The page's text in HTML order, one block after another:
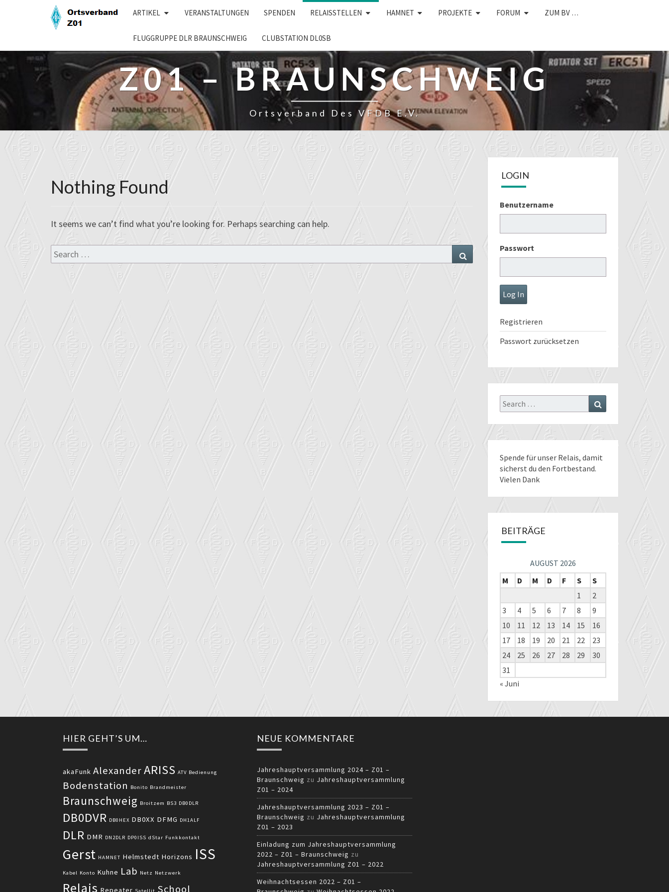
ARTIKEL VERANSTALTUNGEN SPENDEN RELAISSTELLEN HAMNET PROJEKTE FORUM ZUM BV …
FLUGGRUPPE DLR BRAUNSCHWEIG CLUBSTATION DL0SB
Z01 – BRAUNSCHWEIG
Ortsverband Des VFDB E.V.
Nothing
Found
Nothing Found
It seems we can’t find what you’re looking for. Perhaps searching can help.
Search
for:
Search
LOGIN
Benutzername
Passwort
Registrieren
Passwort zurücksetzen
Search
for:
Spende für unser Relais, damit
sicherst du den Fortbestand.
Vielen Dank
BEITRÄGE
AUGUST 2026
M
D M D F S
S
1
2
3
4 5 6 7 8
9
10
11 12 13 14 15
16
17
18 19 20 21 22
23
24
25 26 27 28 29
30
31
« Juni
HIER GEHT’S UM…
akaFunk AlexanderARISS ATV Bedienung
Bodenstation Bonito Brandmeister
Braunschweig Broitzem BS3 DB0DLR
DB0DVR DB0HEX DB0XX DFMG DH1ALF
DLR DMR DN2DLR DP0ISS dStar Funkkontakt
Gerst HAMNET Helmstedt Horizons ISS
Kabel Konto Kuhne Lab Netz Netzwerk
Relais Repeater School
NEUE KOMMENTARE
Jahreshauptversammlung 2024 – Z01 –
Braunschweig zu Jahreshauptversammlung
Z01 – 2024
Jahreshauptversammlung 2023 – Z01 –
Braunschweig zu Jahreshauptversammlung
Z01 – 2023
Einladung zum Jahreshauptversammlung
2022 – Z01 – Braunschweig zu
Jahreshauptversammlung Z01 – 2022
Weihnachtsessen 2022 – Z01 –